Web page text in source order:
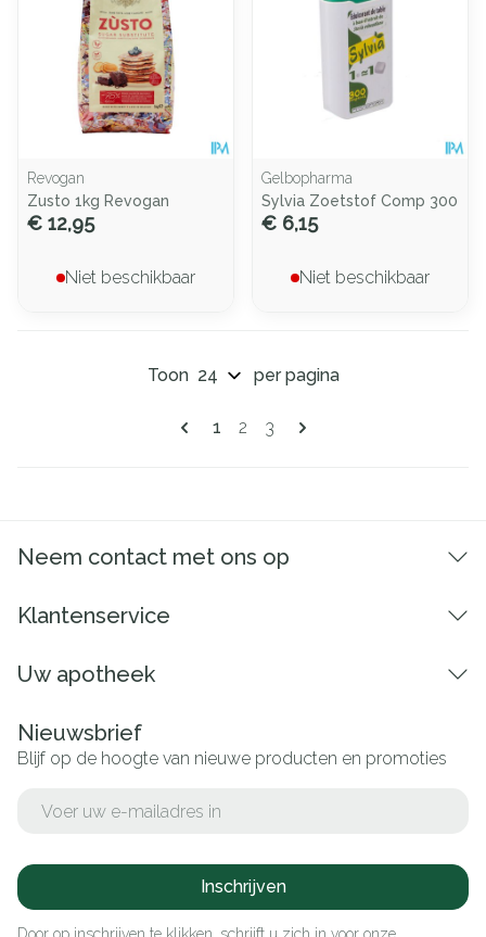
Revogan
Zusto 1kg Revogan
€ 12,95
Niet beschikbaar
Gelbopharma
Sylvia Zoetstof Comp 300
€ 6,15
Niet beschikbaar
Pagina's
U lees momenteel pagina
1 Pagina
2 Pagina
3
Toon per pagina
Neem contact met ons op
Klantenservice
Uw apotheek
Nieuwsbrief
Blijf op de hoogte van nieuwe producten en promoties
Inschrijven